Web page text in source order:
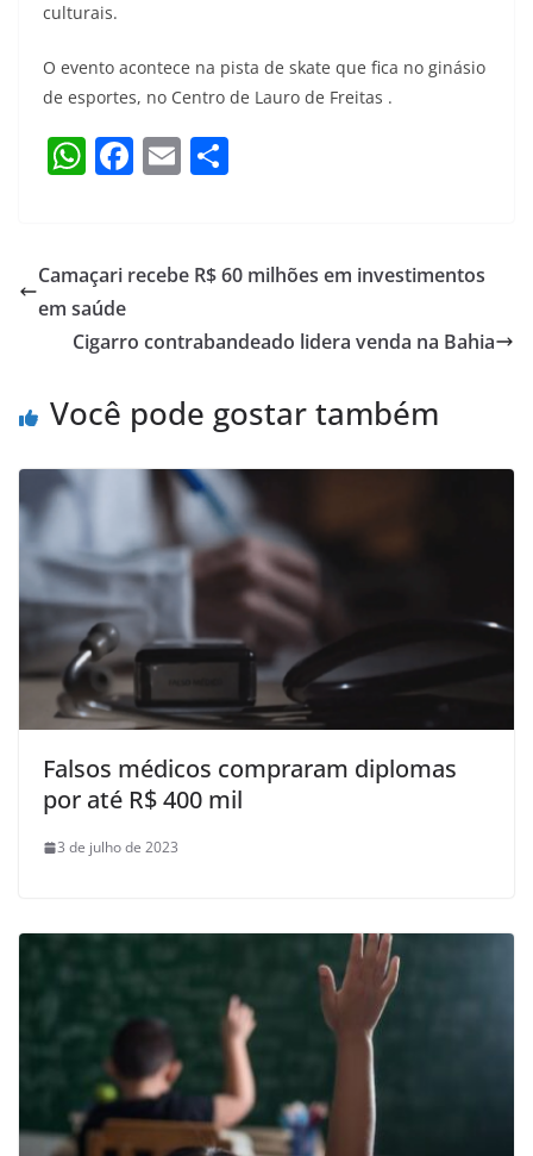
culturais.
O evento acontece na pista de skate que fica no ginásio
de esportes, no Centro de Lauro de Freitas .
W
s
A
p
F
e
o
k
E
l e
Camaçari recebe R$ 60 milhões em investimentos
em saúde
Cigarro contrabandeado lidera venda na Bahia
Você pode gostar também
Falsos médicos compraram diplomas
por até R$ 400 mil
3 de julho de 2023